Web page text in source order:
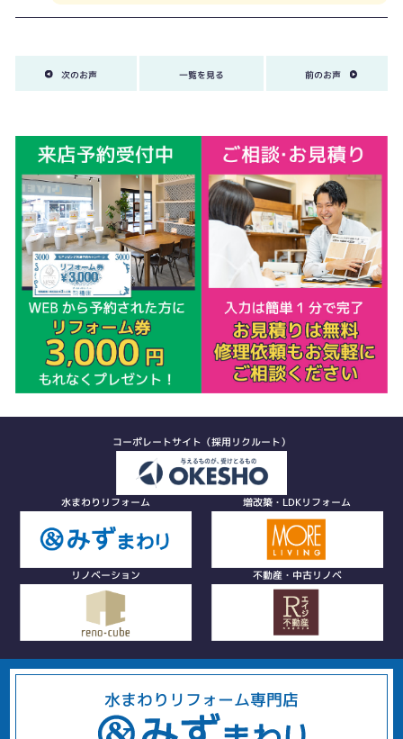
次のお声 一覧を見る 前のお声
コーポレートサイト（採用リクルート）
水まわりリフォーム 増改築・LDKリフォーム
リノベーション 不動産・中古リノベ
水まわりリフォーム専門店